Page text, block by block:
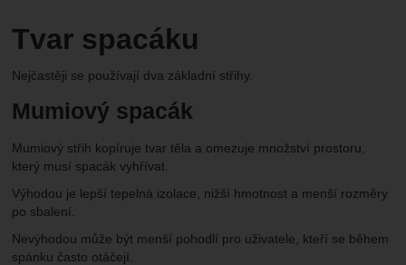
Tvar spacáku
Nejčastěji se používají dva základní střihy.
Mumiový spacák
Mumiový střih kopíruje tvar těla a omezuje množství prostoru,
který musí spacák vyhřívat.
Výhodou je lepší tepelná izolace, nižší hmotnost a menší rozměry
po sbalení.
Nevýhodou může být menší pohodlí pro uživatele, kteří se během
spánku často otáčejí.